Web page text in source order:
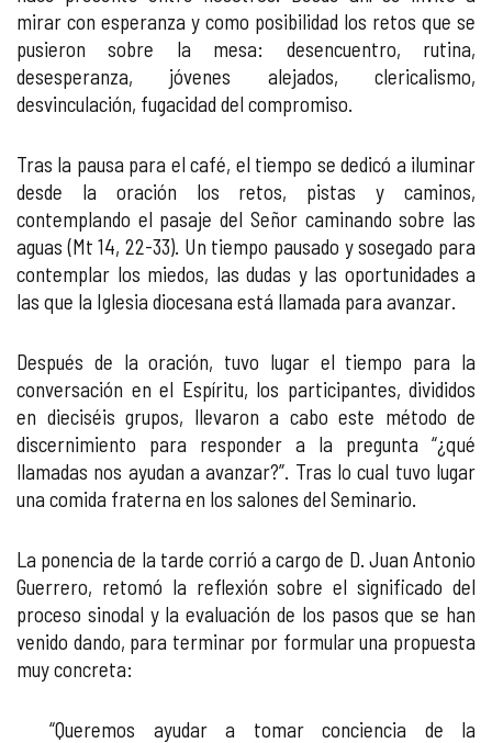
mirar con esperanza y como posibilidad los retos que se
pusieron sobre la mesa: desencuentro, rutina,
desesperanza, jóvenes alejados, clericalismo,
desvinculación, fugacidad del compromiso.
Tras la pausa para el café, el tiempo se dedicó a iluminar
desde la oración los retos, pistas y caminos,
contemplando el pasaje del Señor caminando sobre las
aguas (Mt 14, 22-33). Un tiempo pausado y sosegado para
contemplar los miedos, las dudas y las oportunidades a
las que la Iglesia diocesana está llamada para avanzar.
Después de la oración, tuvo lugar el tiempo para la
conversación en el Espíritu, los participantes, divididos
en dieciséis grupos, llevaron a cabo este método de
discernimiento para responder a la pregunta “¿qué
llamadas nos ayudan a avanzar?”. Tras lo cual tuvo lugar
una comida fraterna en los salones del Seminario.
La ponencia de la tarde corrió a cargo de D. Juan Antonio
Guerrero, retomó la reflexión sobre el significado del
proceso sinodal y la evaluación de los pasos que se han
venido dando, para terminar por formular una propuesta
muy concreta:
“Queremos ayudar a tomar conciencia de la